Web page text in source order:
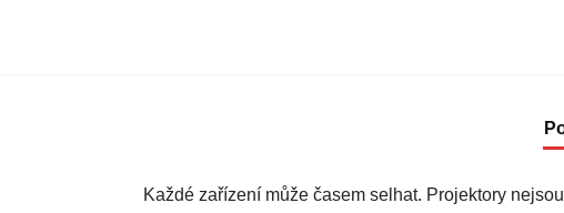
Každé zařízení může časem selhat. Projektory